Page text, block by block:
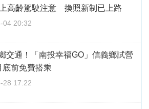
高齡駕駛注意 換照新制已上路
04 20:32
交通！「南投幸福GO」信義鄉試營
前免費搭乘
28 17:22